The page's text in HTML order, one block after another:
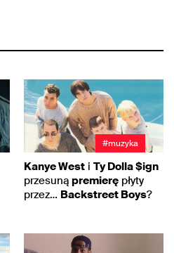
#muzyka
Kanye West i Ty Dolla $ign
przesuną premierę płyty
przez… Backstreet Boys?